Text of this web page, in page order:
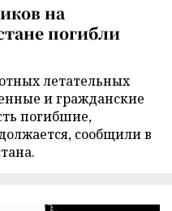
на
погибли
летательных
и гражданские
погибшие,
сообщили в